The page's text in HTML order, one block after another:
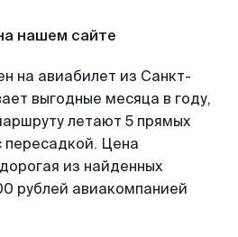
нашем сайте
на авиабилет из Санкт-
выгодные месяца в году,
летают 5 прямых
пересадкой. Цена
из найденных
рублей авиакомпанией